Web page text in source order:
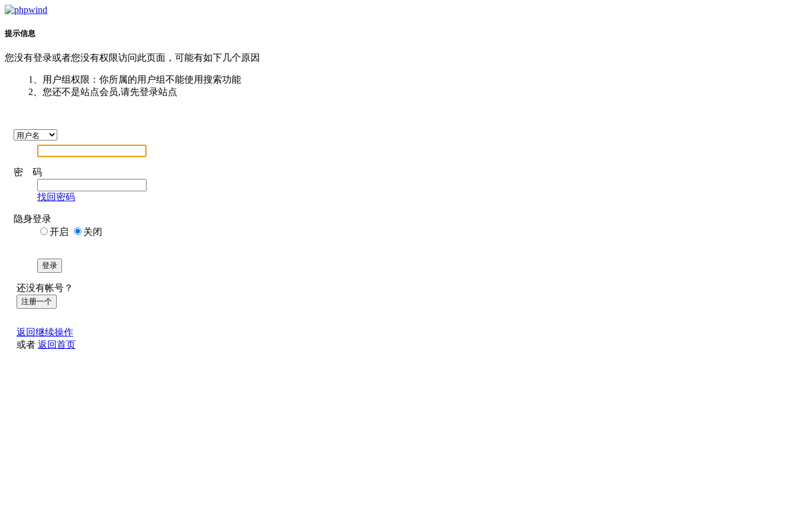
提示信息
您没有登录或者您没有权限访问此页面，可能有如下几个原因
1、用户组权限：你所属的用户组不能使用搜索功能
2、您还不是站点会员,请先登录站点
密 码
找回密码
隐身登录
开启
关闭
登录
还没有帐号？
注册一个
返回继续操作
或者 返回首页